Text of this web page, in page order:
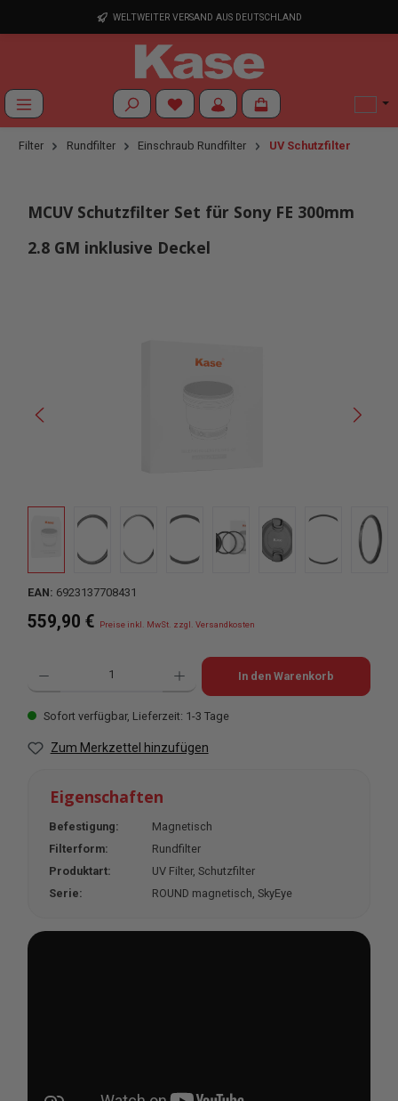
Zum Hauptinhalt springenWELTWEITER VERSAND AUS DEUTSCHLAND
Du hast 0 Produkte auf dem Merkzettel
Filter Rundfilter Einschraub Rundfilter UV Schutzfilter
MCUV Schutzfilter Set für Sony FE 300mm
2.8 GM inklusive Deckel
EAN: 6923137708431
Regulärer Preis:
559,90 € Preise inkl. MwSt. zzgl. Versandkosten
Produkt Anzahl: Gib den gewünschten Wert ein oder benutze die
In den Warenkorb
Sofort verfügbar, Lieferzeit: 1-3 Tage
Zum Merkzettel hinzufügen
Eigenschaften
Befestigung:
Magnetisch
Filterform:
Rundfilter
Produktart:
UV Filter, Schutzfilter
Serie:
ROUND magnetisch, SkyEye